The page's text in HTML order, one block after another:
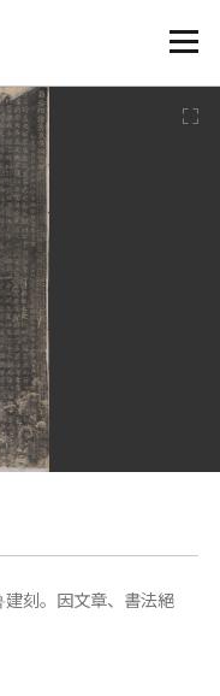
刻。因文章、書法絕